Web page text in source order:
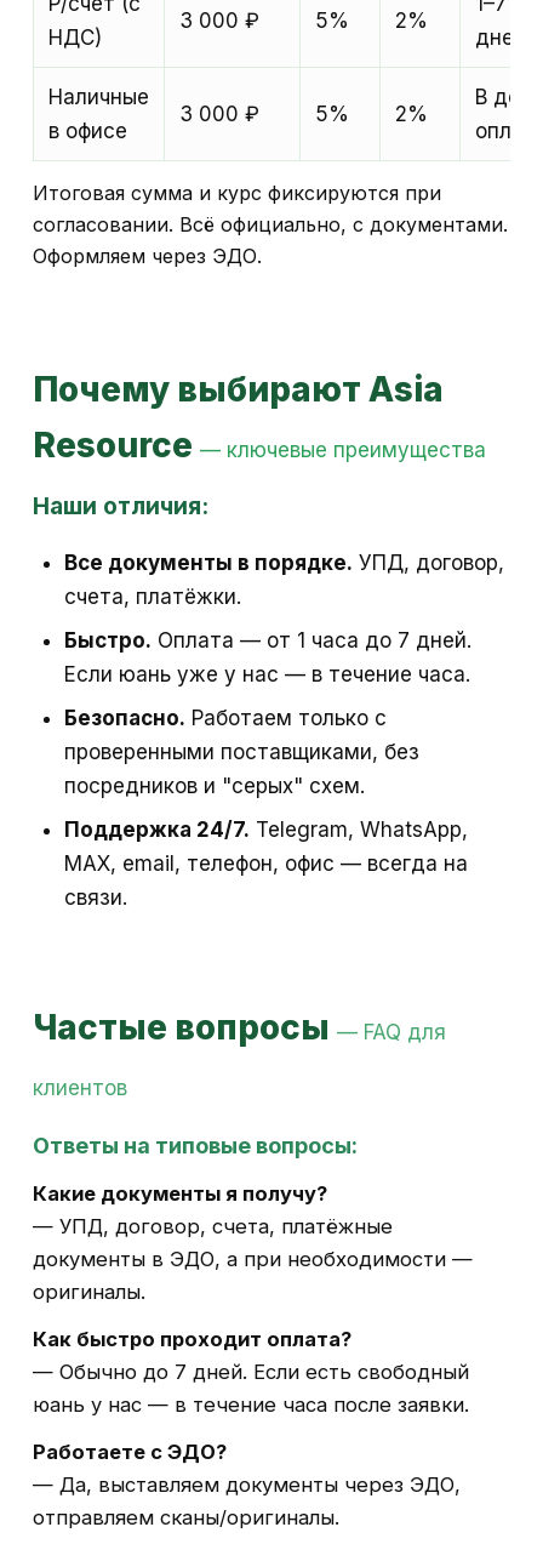
НДС)
3 000 ₽ 5% 2%
дней
Наличные
в офисе
3 000 ₽ 5% 2%
В день
Итоговая сумма и курс фиксируются при
согласовании. Всё официально, с документами.
Оформляем через ЭДО.
Почему выбирают Asia
Resource — ключевые преимущества
Наши отличия:
Все документы в порядке. УПД, договор,
счета, платёжки.
Быстро. Оплата — от 1 часа до 7 дней.
Если юань уже у нас — в течение часа.
Безопасно. Работаем только с
проверенными поставщиками, без
посредников и "серых" схем.
Поддержка 24/7. Telegram, WhatsApp,
MAX, email, телефон, офис — всегда на
связи.
Частые вопросы — FAQ для
клиентов
Ответы на типовые вопросы:
Какие документы я получу?
— УПД, договор, счета, платёжные
документы в ЭДО, а при необходимости —
оригиналы.
Как быстро проходит оплата?
— Обычно до 7 дней. Если есть свободный
юань у нас — в течение часа после заявки.
Работаете с ЭДО?
— Да, выставляем документы через ЭДО,
отправляем сканы/оригиналы.